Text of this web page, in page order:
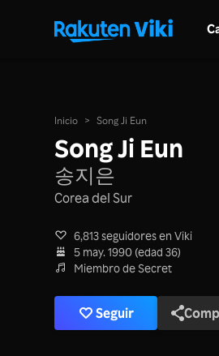
Inicio > Song Ji Eun
Song Ji Eun
송지은
Corea del Sur
6,813 seguidores en Viki
5 may. 1990 (edad 36)
Miembro de Secret
Seguir